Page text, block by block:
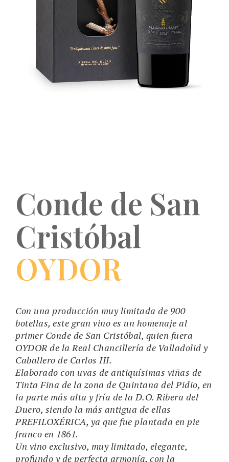
Conde de San
Cristóbal
OYDOR
Con una producción muy limitada de 900
botellas, este gran vino es un homenaje al
primer Conde de San Cristóbal, quien fuera
OYDOR de la Real Chancillería de Valladolid y
Caballero de Carlos III.
Elaborado con uvas de antiquísimas viñas de
Tinta Fina de la zona de Quintana del Pidio, en
la parte más alta y fría de la D.O. Ribera del
Duero, siendo la más antigua de ellas
PREFILOXÉRICA, ya que fue plantada en pie
franco en 1861.
Un vino exclusivo, muy limitado, elegante,
profundo y de perfecta armonía, con la